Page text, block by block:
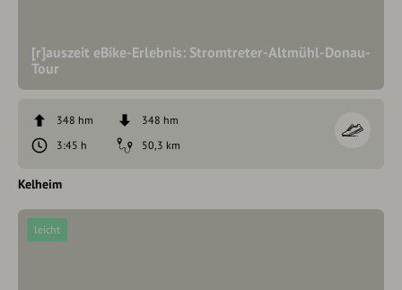
[r]auszeit eBike-Erlebnis: Stromtreter-Altmühl-Donau-
Tour
348 hm
348 hm
3:45 h
50,3 km
Kelheim
leicht